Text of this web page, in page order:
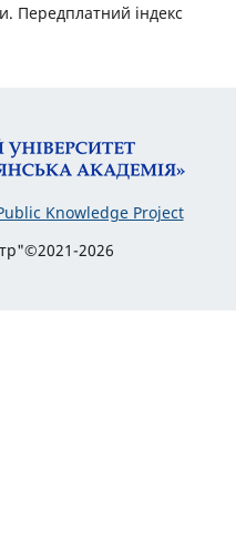
Передплатний індекс
Knowledge Project
2026